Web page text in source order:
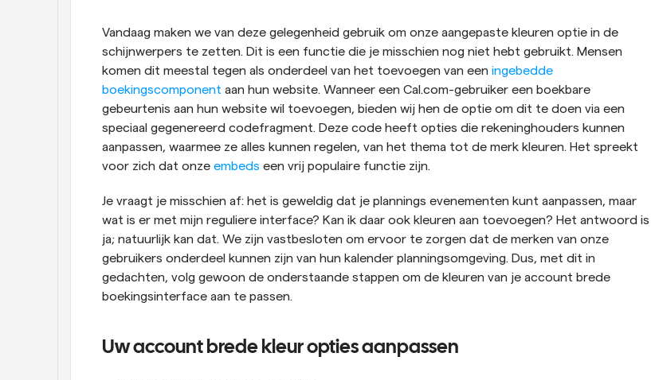
Vandaag maken we van deze gelegenheid gebruik om onze aangepaste kleuren optie in de
schijnwerpers te zetten. Dit is een functie die je misschien nog niet hebt gebruikt. Mensen
komen dit meestal tegen als onderdeel van het toevoegen van een ingebedde
boekingscomponent aan hun website. Wanneer een Cal.com-gebruiker een boekbare
gebeurtenis aan hun website wil toevoegen, bieden wij hen de optie om dit te doen via een
speciaal gegenereerd codefragment. Deze code heeft opties die rekeninghouders kunnen
aanpassen, waarmee ze alles kunnen regelen, van het thema tot de merk kleuren. Het spreekt
voor zich dat onze embeds een vrij populaire functie zijn.
Je vraagt je misschien af: het is geweldig dat je plannings evenementen kunt aanpassen, maar
wat is er met mijn reguliere interface? Kan ik daar ook kleuren aan toevoegen? Het antwoord is
ja; natuurlijk kan dat. We zijn vastbesloten om ervoor te zorgen dat de merken van onze
gebruikers onderdeel kunnen zijn van hun kalender planningsomgeving. Dus, met dit in
gedachten, volg gewoon de onderstaande stappen om de kleuren van je account brede
boekingsinterface aan te passen.
Uw account brede kleur opties aanpassen